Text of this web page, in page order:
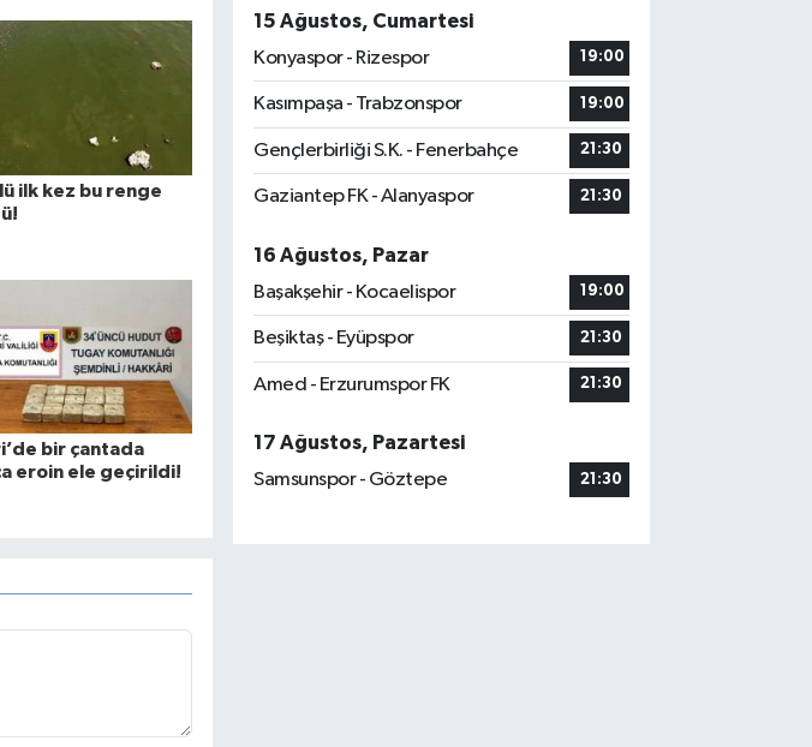
ilk kez bu renge
bir çantada
eroin ele geçirildi!
15 Ağustos, Cumartesi
Konyaspor - Rizespor
19:00
Kasımpaşa - Trabzonspor 19:00
Gençlerbirliği S.K. - Fenerbahçe 21:30
Gaziantep FK - Alanyaspor 21:30
16 Ağustos, Pazar
Başakşehir - Kocaelispor
19:00
Beşiktaş - Eyüpspor 21:30
Amed - Erzurumspor FK 21:30
17 Ağustos, Pazartesi
Samsunspor - Göztepe
21:30